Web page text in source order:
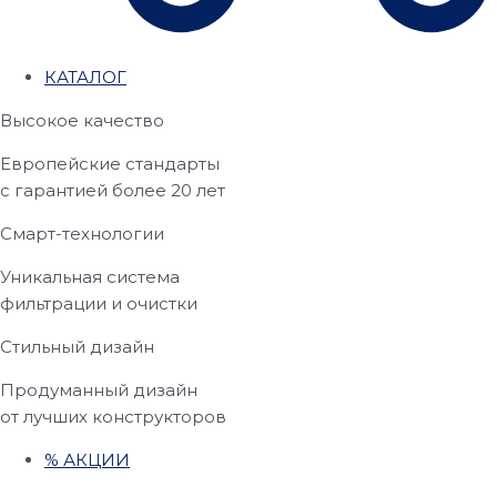
КАТАЛОГ
Высокое качество
Европейские стандарты
с гарантией более 20 лет
Смарт-технологии
Уникальная система
фильтрации и очистки
Стильный дизайн
Продуманный дизайн
от лучших конструкторов
% АКЦИИ